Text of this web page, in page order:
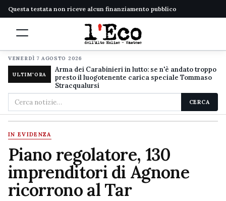
Questa testata non riceve alcun finanziamento pubblico
VENERDÌ 7 AGOSTO 2026
ULTIM'ORA
Arma dei Carabinieri in lutto: se n'è andato troppo
presto il luogotenente carica speciale Tommaso
Stracqualursi
Cerca
nel
sito
CERCA
IN EVIDENZA
Piano regolatore, 130
imprenditori di Agnone
ricorrono al Tar